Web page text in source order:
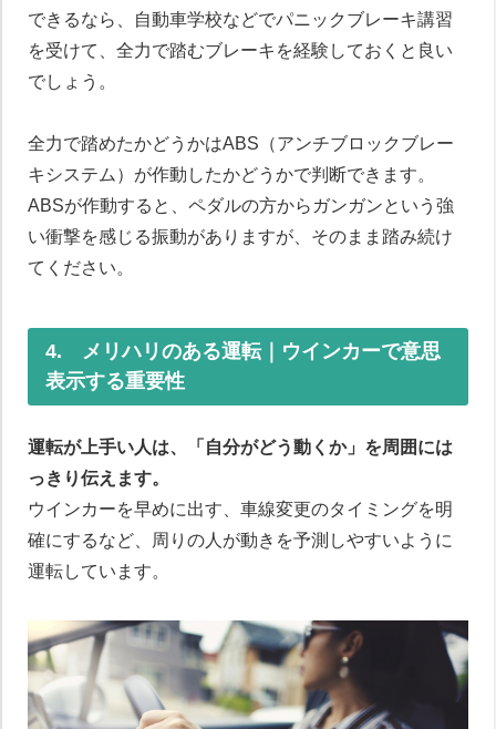
できるなら、自動車学校などでパニックブレーキ講習
を受けて、全力で踏むブレーキを経験しておくと良い
でしょう。
全力で踏めたかどうかはABS（アンチブロックブレー
キシステム）が作動したかどうかで判断できます。
ABSが作動すると、ペダルの方からガンガンという強
い衝撃を感じる振動がありますが、そのまま踏み続け
てください。
4. メリハリのある運転｜ウインカーで意思
表示する重要性
運転が上手い人は、「自分がどう動くか」を周囲には
っきり伝えます。
ウインカーを早めに出す、車線変更のタイミングを明
確にするなど、周りの人が動きを予測しやすいように
運転しています。